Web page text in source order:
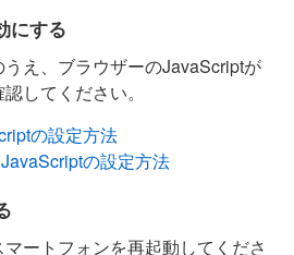
にする
え、ブラウザーのJavaScriptが
してください。
の設定方法
JavaScriptの設定方法
ートフォンを再起動してくださ